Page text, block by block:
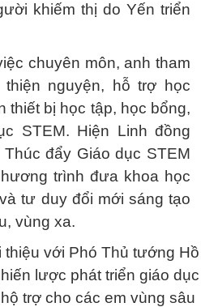
khiếm thị do Yến triển
chuyên môn, anh tham
nguyện, hỗ trợ học
thiết bị học tập, học bổng,
STEM. Hiện Linh đồng
đẩy Giáo dục STEM
trình đưa khoa học
tư duy đổi mới sáng tạo
vùng xa.